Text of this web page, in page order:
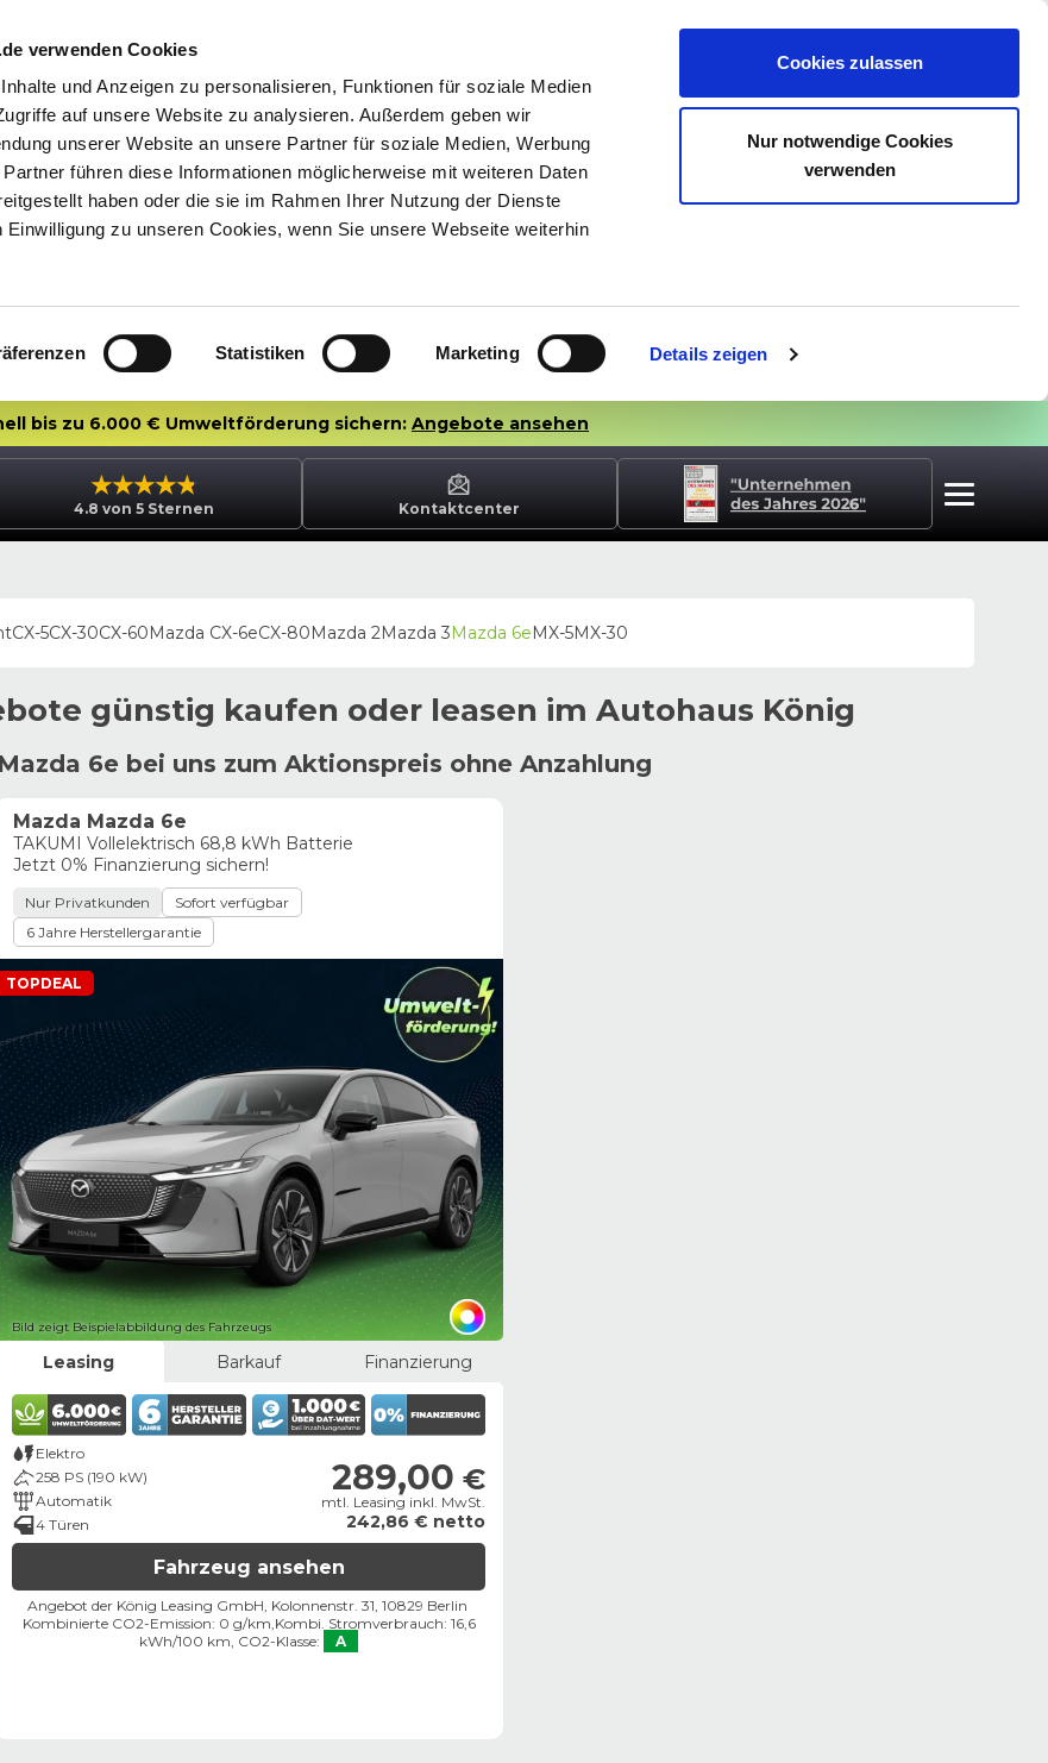
verwenden Cookies
und Anzeigen zu personalisieren, Funktionen für soziale Medien
auf unsere Website zu analysieren. Außerdem geben wir
unserer Website an unsere Partner für soziale Medien, Werbung
führen diese Informationen möglicherweise mit weiteren Daten
haben oder die sie im Rahmen Ihrer Nutzung der Dienste
zu unseren Cookies, wenn Sie unsere Webseite weiterhin
Statistiken Marketing Details zeigen
Cookies zulassen
Nur notwendige Cookies
verwenden
bis zu 6.000 € Umweltförderung sichern: Angebote ansehen
4.8 von 5 Sternen Kontaktcenter
CX-5CX-30CX-60Mazda CX-6eCX-80Mazda 2Mazda 3Mazda 6eMX-5MX-30
günstig kaufen oder leasen im Autohaus König
6e bei uns zum Aktionspreis ohne Anzahlung
Mazda Mazda 6e
TAKUMI Vollelektrisch 68,8 kWh Batterie
Jetzt 0% Finanzierung sichern!
Nur Privatkunden
Sofort verfügbar
6 Jahre Herstellergarantie
TOPDEAL
Bild zeigt Beispielabbildung des Fahrzeugs
Leasing Barkauf Finanzierung
Elektro
258 PS (190 kW)
Automatik
4 Türen
289,00 €
mtl. Leasing inkl. MwSt.
242,86 € netto
Fahrzeug ansehen
Angebot der König Leasing GmbH, Kolonnenstr. 31, 10829 Berlin ​
Kombinierte CO2-Emission: 0 g/km,Kombi. Stromverbrauch: 16,6
kWh/100 km, CO2-Klasse: A